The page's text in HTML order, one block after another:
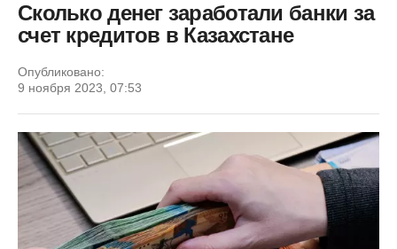
Сколько денег заработали банки за
счет кредитов в Казахстане
Опубликовано:
9 ноября 2023, 07:53